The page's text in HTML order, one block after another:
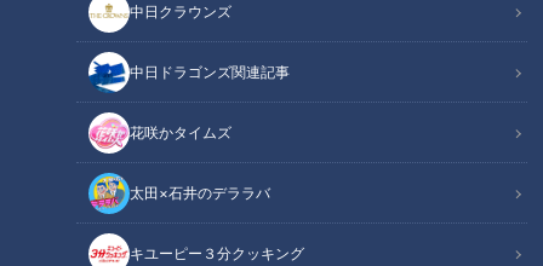
中日クラウンズ
中日ドラゴンズ関連記事
花咲かタイムズ
太田×石井のデララバ
キユーピー３分クッキング